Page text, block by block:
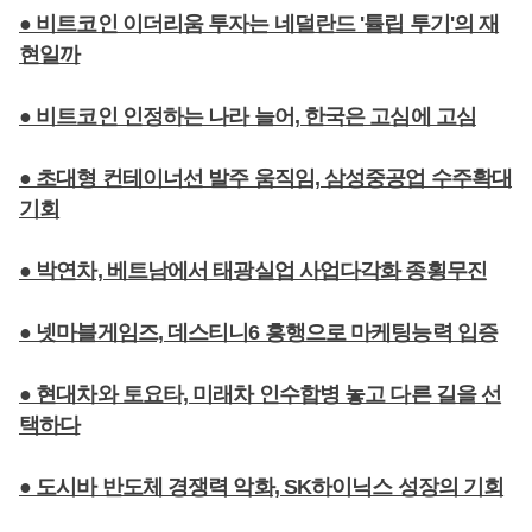
● 비트코인 이더리움 투자는 네덜란드 '튤립 투기'의 재
현일까
● 비트코인 인정하는 나라 늘어, 한국은 고심에 고심
● 초대형 컨테이너선 발주 움직임, 삼성중공업 수주확대
기회
● 박연차, 베트남에서 태광실업 사업다각화 종횡무진
● 넷마블게임즈, 데스티니6 흥행으로 마케팅능력 입증
● 현대차와 토요타, 미래차 인수합병 놓고 다른 길을 선
택하다
● 도시바 반도체 경쟁력 악화, SK하이닉스 성장의 기회